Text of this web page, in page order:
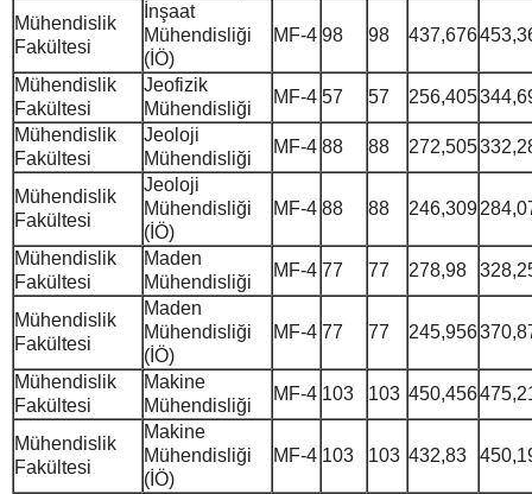
Mühendislik
Fakültesi
İnşaat
Mühendisliği
(İÖ)
MF-4 98 98 437,676
Mühendislik
Fakültesi
Jeofizik
Mühendisliği
MF-4 57 57 256,405
Mühendislik
Fakültesi
Jeoloji
Mühendisliği
MF-4 88 88 272,505
Mühendislik
Fakültesi
Jeoloji
Mühendisliği
(İÖ)
MF-4 88 88 246,309
Mühendislik
Fakültesi
Maden
Mühendisliği
MF-4 77 77 278,98
Mühendislik
Fakültesi
Maden
Mühendisliği
(İÖ)
MF-4 77 77 245,956
Mühendislik
Fakültesi
Makine
Mühendisliği
MF-4 103 103 450,456
Mühendislik
Fakültesi
Makine
Mühendisliği
(İÖ)
MF-4 103 103 432,83